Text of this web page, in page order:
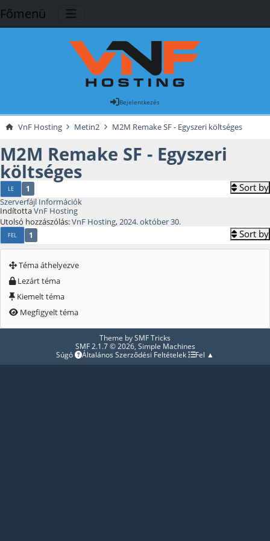
Főmenü
Bejelentkezés
VnF Hosting Metin2 M2M Remake SF - Egyszeri költséges
M2M Remake SF - Egyszeri
költséges
LE 1 Sort by
Szerverfájl Információk
IndítottaVnF Hosting
Utolsó hozzászólás:VnF Hosting,2024. október 30.
FEL 1 Sort by
Téma áthelyezve
Lezárt téma
Kiemelt téma
Megfigyelt téma
Theme bySMF Tricks
SMF 2.1.7 © 2026, Simple Machines
Súgó
Általános Szerződési Feltételek Fel ▲